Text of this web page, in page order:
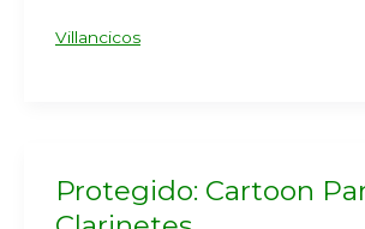
Villancicos
Protegido: Cartoon